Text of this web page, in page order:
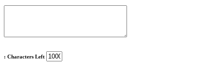
: Characters Left